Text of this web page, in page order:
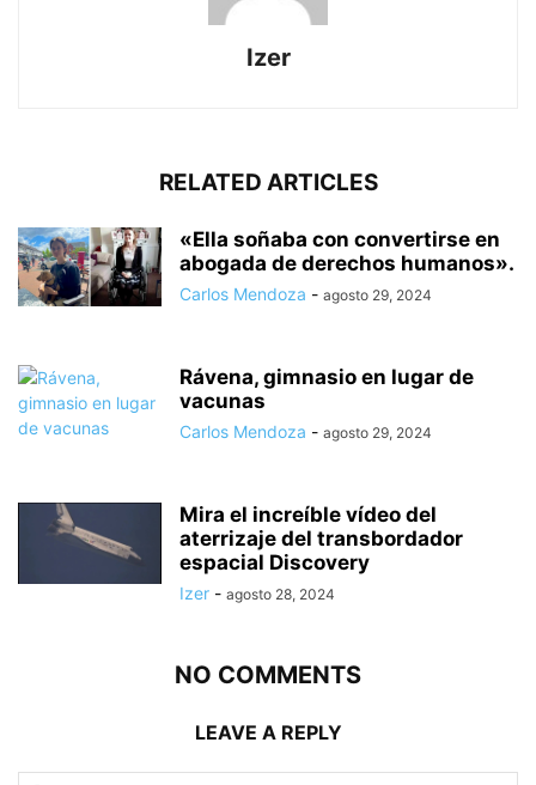
Izer
RELATED ARTICLES
«Ella soñaba con convertirse en
abogada de derechos humanos».
Carlos Mendoza - agosto 29, 2024
Rávena, gimnasio en lugar de
vacunas
Carlos Mendoza - agosto 29, 2024
Mira el increíble vídeo del
aterrizaje del transbordador
espacial Discovery
Izer - agosto 28, 2024
NO COMMENTS
LEAVE A REPLY